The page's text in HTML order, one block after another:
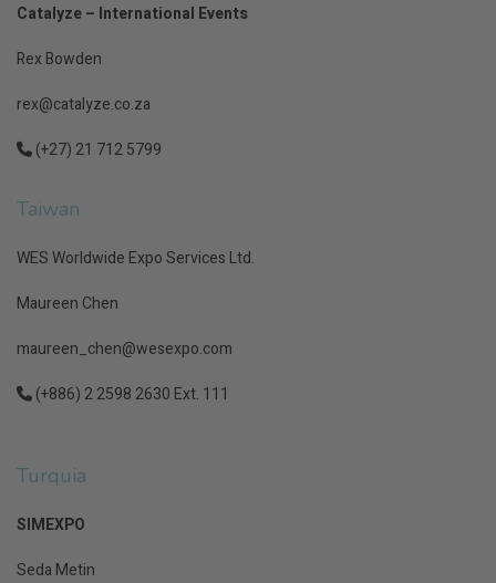
Catalyze – International Events
Rex Bowden
rex@catalyze.co.za
(+27) 21 712 5799
Taiwan
WES Worldwide Expo Services Ltd.
Maureen Chen
maureen_chen@wesexpo.com
(+886) 2 2598 2630 Ext. 111
Turquia
SIMEXPO
Seda Metin